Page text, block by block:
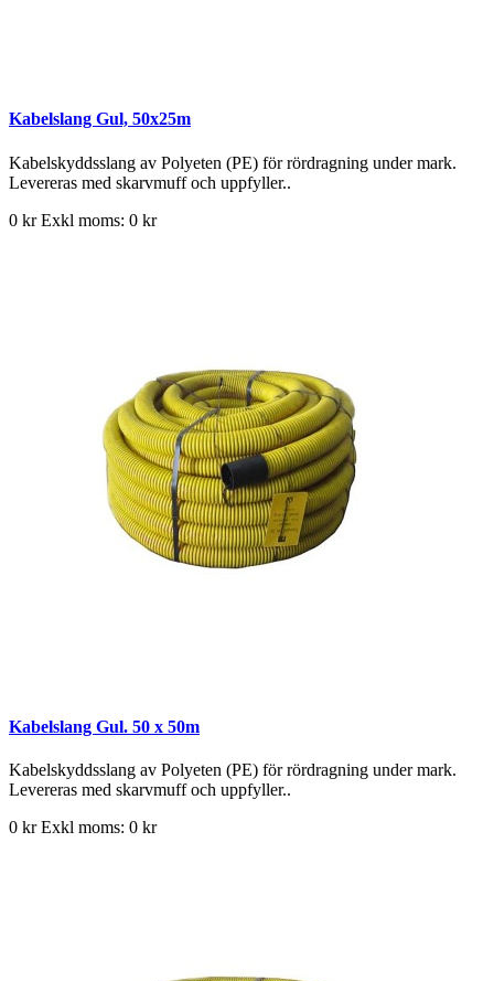
Kabelslang Gul, 50x25m
Kabelskyddsslang av Polyeten (PE) för rördragning under mark.
Levereras med skarvmuff och uppfyller..
0 krExkl moms: 0 kr
Kabelslang Gul. 50 x 50m
Kabelskyddsslang av Polyeten (PE) för rördragning under mark.
Levereras med skarvmuff och uppfyller..
0 krExkl moms: 0 kr